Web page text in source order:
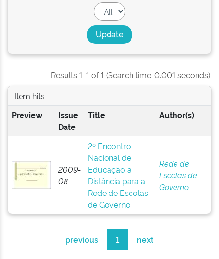
Results 1-1 of 1 (Search time: 0.001 seconds).
Item hits:
Preview
Issue
Date
Title Author(s)
2009-
08
2º Encontro
Nacional de
Educação a
Distância para a
Rede de Escolas
de Governo
Rede de
Escolas de
Governo
previous 1 next